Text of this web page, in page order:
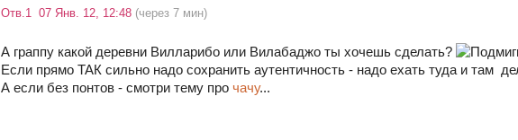
Отв.1 07 Янв. 12, 12:48 (через 7 мин)
А граппу какой деревни Вилларибо или Вилабаджо ты хочешь сделать?
Если прямо ТАК сильно надо сохранить аутентичность - надо ехать туда и там
А если без понтов - смотри тему про чачу...